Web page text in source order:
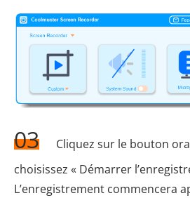
03
Cliquez sur le bouton
choisissez « Démarrer
L’enregistrement commencera